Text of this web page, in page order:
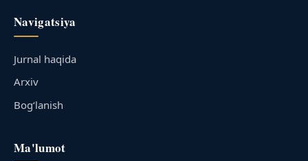
Navigatsiya
Jurnal haqida
Arxiv
Bog‘lanish
Ma'lumot